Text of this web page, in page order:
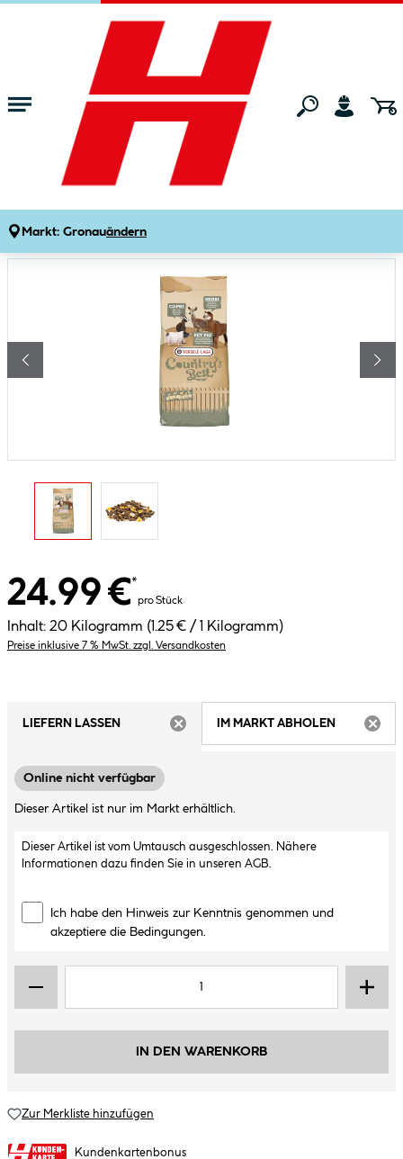
Zum Hauptinhalt springen
Markt: Gronauändern
Tierwelt Hof- & Nutztierbedarf
Müsli für Ziegen und Hirsche 20 kg
24.99 €*
pro Stück
Inhalt: 20 Kilogramm (1.25 € / 1 Kilogramm)
Preise inklusive 7 % MwSt. zzgl. Versandkosten
LIEFERN LASSEN
IM MARKT ABHOLEN
Online nicht verfügbar
Dieser Artikel ist nur im Markt erhältlich.
Dieser Artikel ist vom Umtausch ausgeschlossen. Nähere
Informationen dazu finden Sie in unseren AGB
Ich habe den Hinweis zur Kenntnis genommen und
akzeptiere die Bedingungen.
IN DEN WARENKORB
Zur Merkliste hinzufügen
Kundenkartenbonus